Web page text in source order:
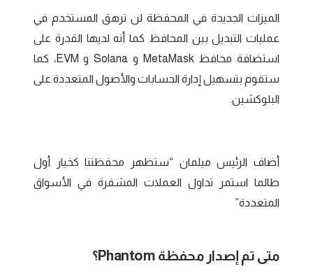
الميزات الجديدة في المحفظة لن ترهق المستخدم في
عمليات التبديل بين المحافظ كما أنه لديها القدرة على
استضافة محافظ MetaMask و Solana و EVM، كما
ستقوم بتسهيل إدارة الحسابات والأصول المتعددة على
البلوكشين.
أضاف الرئيس ميلمان “ستظهر محفظتنا كخيار أول
طالما استمر تداول العملات المشفرة في الأسواق
المتعددة”
متى تم إصدار محفظة Phantom؟